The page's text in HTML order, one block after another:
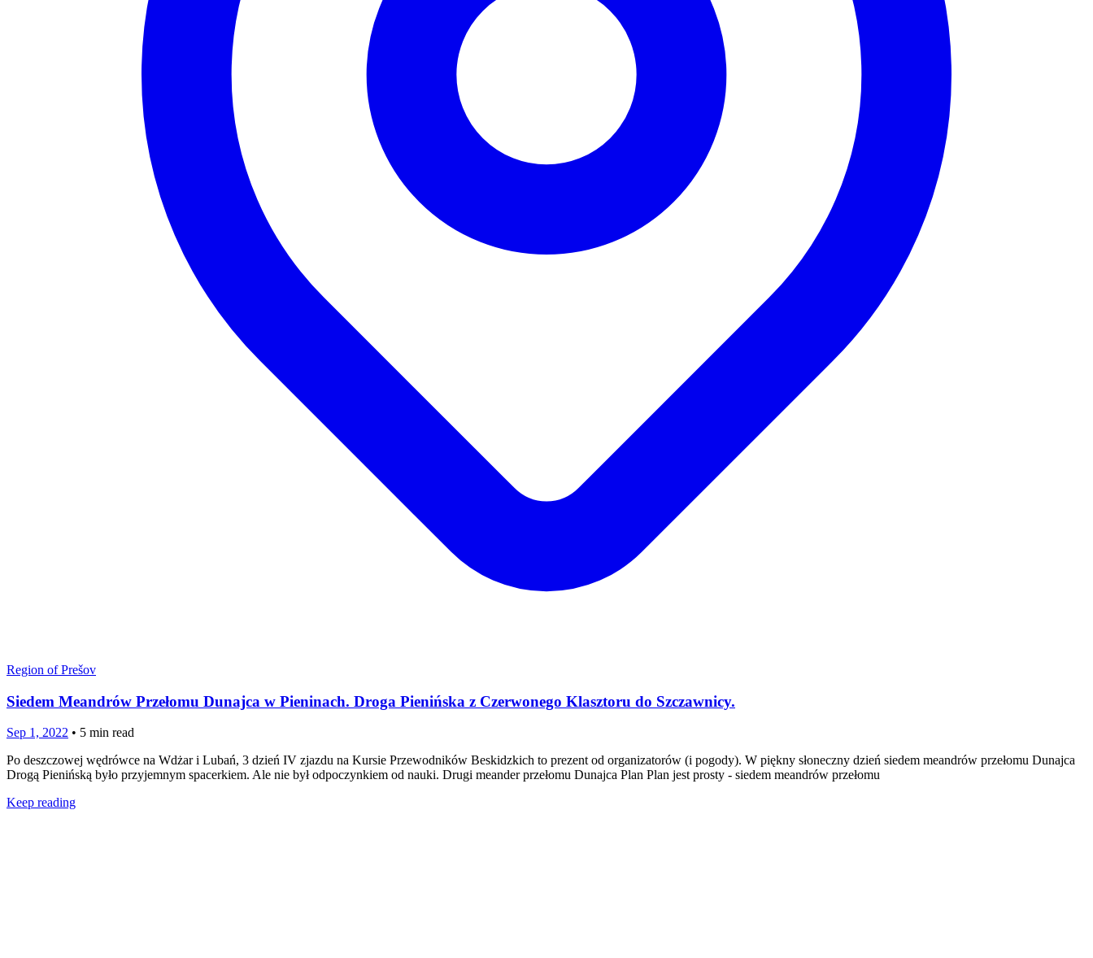
Region of Prešov
Siedem Meandrów Przełomu Dunajca w Pieninach. Droga Pienińska z Czerwonego Klasztoru do Szczawnicy.
Sep 1, 2022 • 5 min read
Po deszczowej wędrówce na Wdżar i Lubań, 3 dzień IV zjazdu na Kursie Przewodników Beskidzkich to prezent od organizatorów (i pogody). W piękny słoneczny dzień siedem meandrów przełomu Dunajca
Drogą Pienińską było przyjemnym spacerkiem. Ale nie był odpoczynkiem od nauki. Drugi meander przełomu Dunajca Plan Plan jest prosty - siedem meandrów przełomu
Keep reading